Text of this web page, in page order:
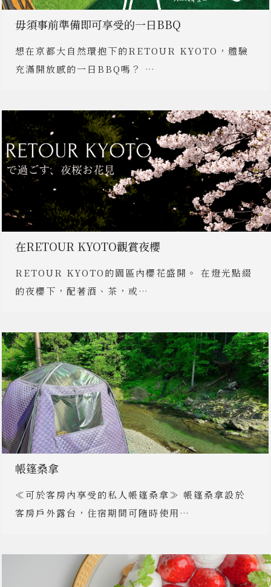
毋須事前準備即可享受的一日BBQ
想在京都大自然環抱下的RETOUR KYOTO，體驗
充滿開放感的一日BBQ嗎？ …
在RETOUR KYOTO觀賞夜櫻
RETOUR KYOTO的園區內櫻花盛開。 在燈光點綴
的夜櫻下，配著酒、茶，或…
帳篷桑拿
≪可於客房內享受的私人帳篷桑拿≫ 帳篷桑拿設於
客房戶外露台，住宿期間可隨時使用…